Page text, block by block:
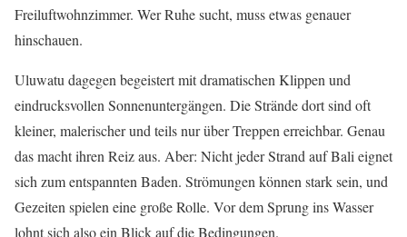
Freiluftwohnzimmer. Wer Ruhe sucht, muss etwas genauer
hinschauen.
Uluwatu dagegen begeistert mit dramatischen Klippen und
eindrucksvollen Sonnenuntergängen. Die Strände dort sind oft
kleiner, malerischer und teils nur über Treppen erreichbar. Genau
das macht ihren Reiz aus. Aber: Nicht jeder Strand auf Bali eignet
sich zum entspannten Baden. Strömungen können stark sein, und
Gezeiten spielen eine große Rolle. Vor dem Sprung ins Wasser
lohnt sich also ein Blick auf die Bedingungen.